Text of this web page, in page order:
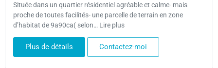
Située dans un quartier résidentiel agréable et calme- mais
proche de toutes facilités- une parcelle de terrain en zone
d’habitat de 9a90ca( selon… Lire plus
Plus de détails Contactez-moi